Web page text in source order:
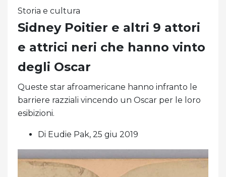
Storia e cultura
Sidney Poitier e altri 9 attori
e attrici neri che hanno vinto
degli Oscar
Queste star afroamericane hanno infranto le
barriere razziali vincendo un Oscar per le loro
esibizioni.
Di Eudie Pak, 25 giu 2019